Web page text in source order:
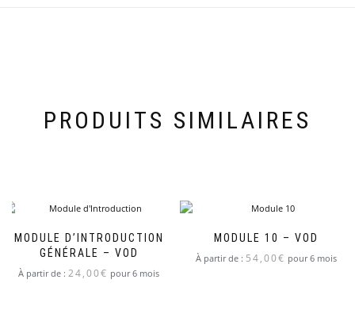
PRODUITS SIMILAIRES
MODULE D’INTRODUCTION
GÉNÉRALE – VOD
À partir de : 24,00€ pour 6 mois
MODULE 10 – VOD
À partir de : 54,00€ pour 6 mois